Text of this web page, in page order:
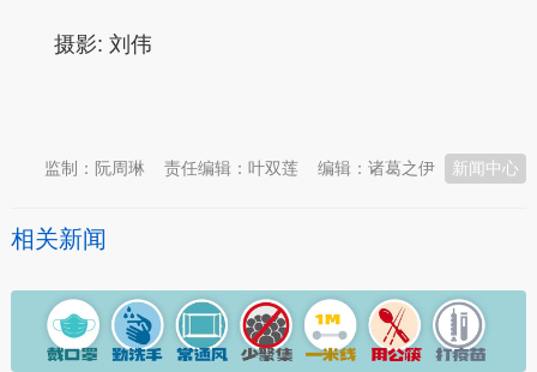
摄影: 刘伟
新闻中心
编辑：诸葛之伊
责任编辑：叶双莲
监制：阮周琳
相关新闻